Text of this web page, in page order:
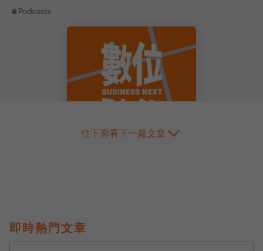
往下滑看下一篇文章
即時熱門文章